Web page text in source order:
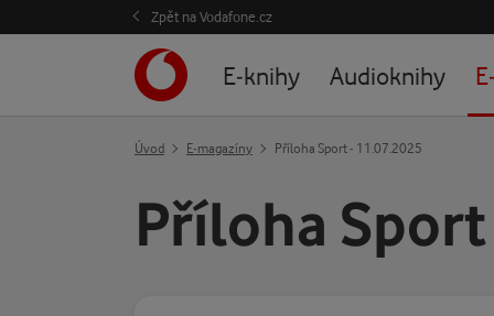
Zpět na Vodafone.cz
E-knihy Audioknihy
Úvod E-magazíny Příloha Sport - 11.07.2025
Příloha